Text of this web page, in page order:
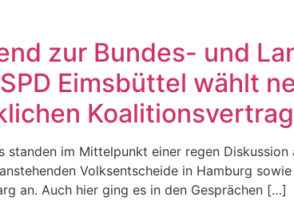
zur Bundes- und
Eimsbüttel wählt
Koalitionsvertrag
im Mittelpunkt einer regen Diskussion
Volksentscheide in Hamburg
an. Auch hier ging es in den Gesprächen […]